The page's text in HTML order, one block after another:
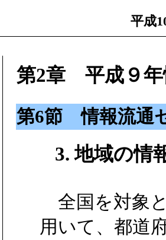
平成
第2章 平成９年
第6節 情報流通
3. 地域の情
全国を対象
用いて、都道